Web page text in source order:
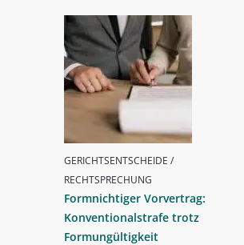
GERICHTSENTSCHEIDE /
RECHTSPRECHUNG
Formnichtiger Vorvertrag:
Konventionalstrafe trotz
Formungültigkeit